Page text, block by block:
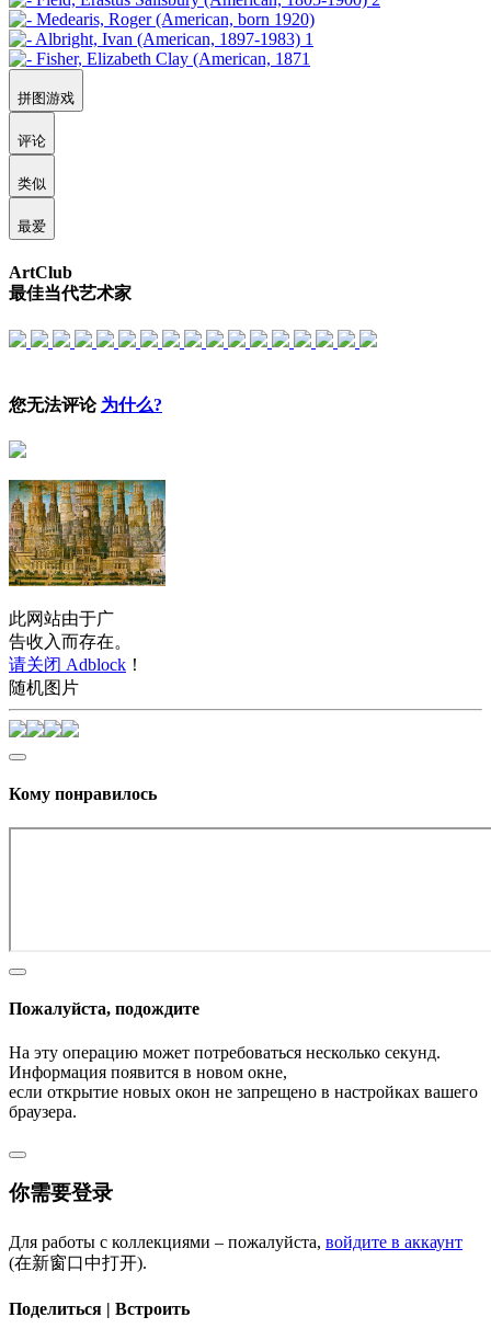
拼图游戏
评论
类似
最爱
ArtClub
最佳当代艺术家
您无法评论 为什么?
此网站由于广
告收入而存在。
请关闭 Adblock ！
随机图片
Кому понравилось
Пожалуйста, подождите
На эту операцию может потребоваться несколько секунд.
Информация появится в новом окне,
если открытие новых окон не запрещено в настройках вашего
браузера.
你需要登录
Для работы с коллекциями – пожалуйста, войдите в аккаунт
(在新窗口中打开).
Поделиться | Встроить